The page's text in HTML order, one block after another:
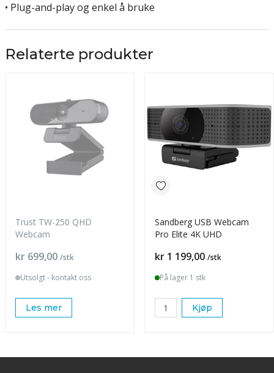
• Plug-and-play og enkel å bruke
Relaterte produkter
Trust TW-250 QHD
Webcam
Pris
kr 699,00 /stk
Utsolgt - kontakt oss
Les mer
Sandberg USB Webcam
Pro Elite 4K UHD
Pris
kr 1 199,00 /stk
På lager 1 stk
Kjøp